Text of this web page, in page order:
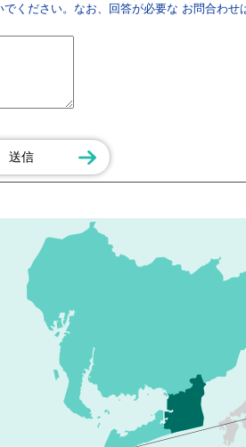
ください。なお、回答が必要な お問合わせ